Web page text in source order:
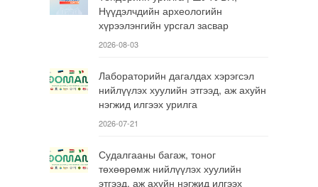
Нүүдэлчдийн археологийн
хүрээлэнгийн урсгал засвар
2026-08-03
Лабораторийн дагалдах хэрэгсэл
нийлүүлэх хуулийн этгээд, аж ахуйн
нэгжид илгээх урилга
2026-07-21
Судалгааны багаж, тоног
төхөөрөмж нийлүүлэх хуулийн
этгээд, аж ахуйн нэгжид илгээх